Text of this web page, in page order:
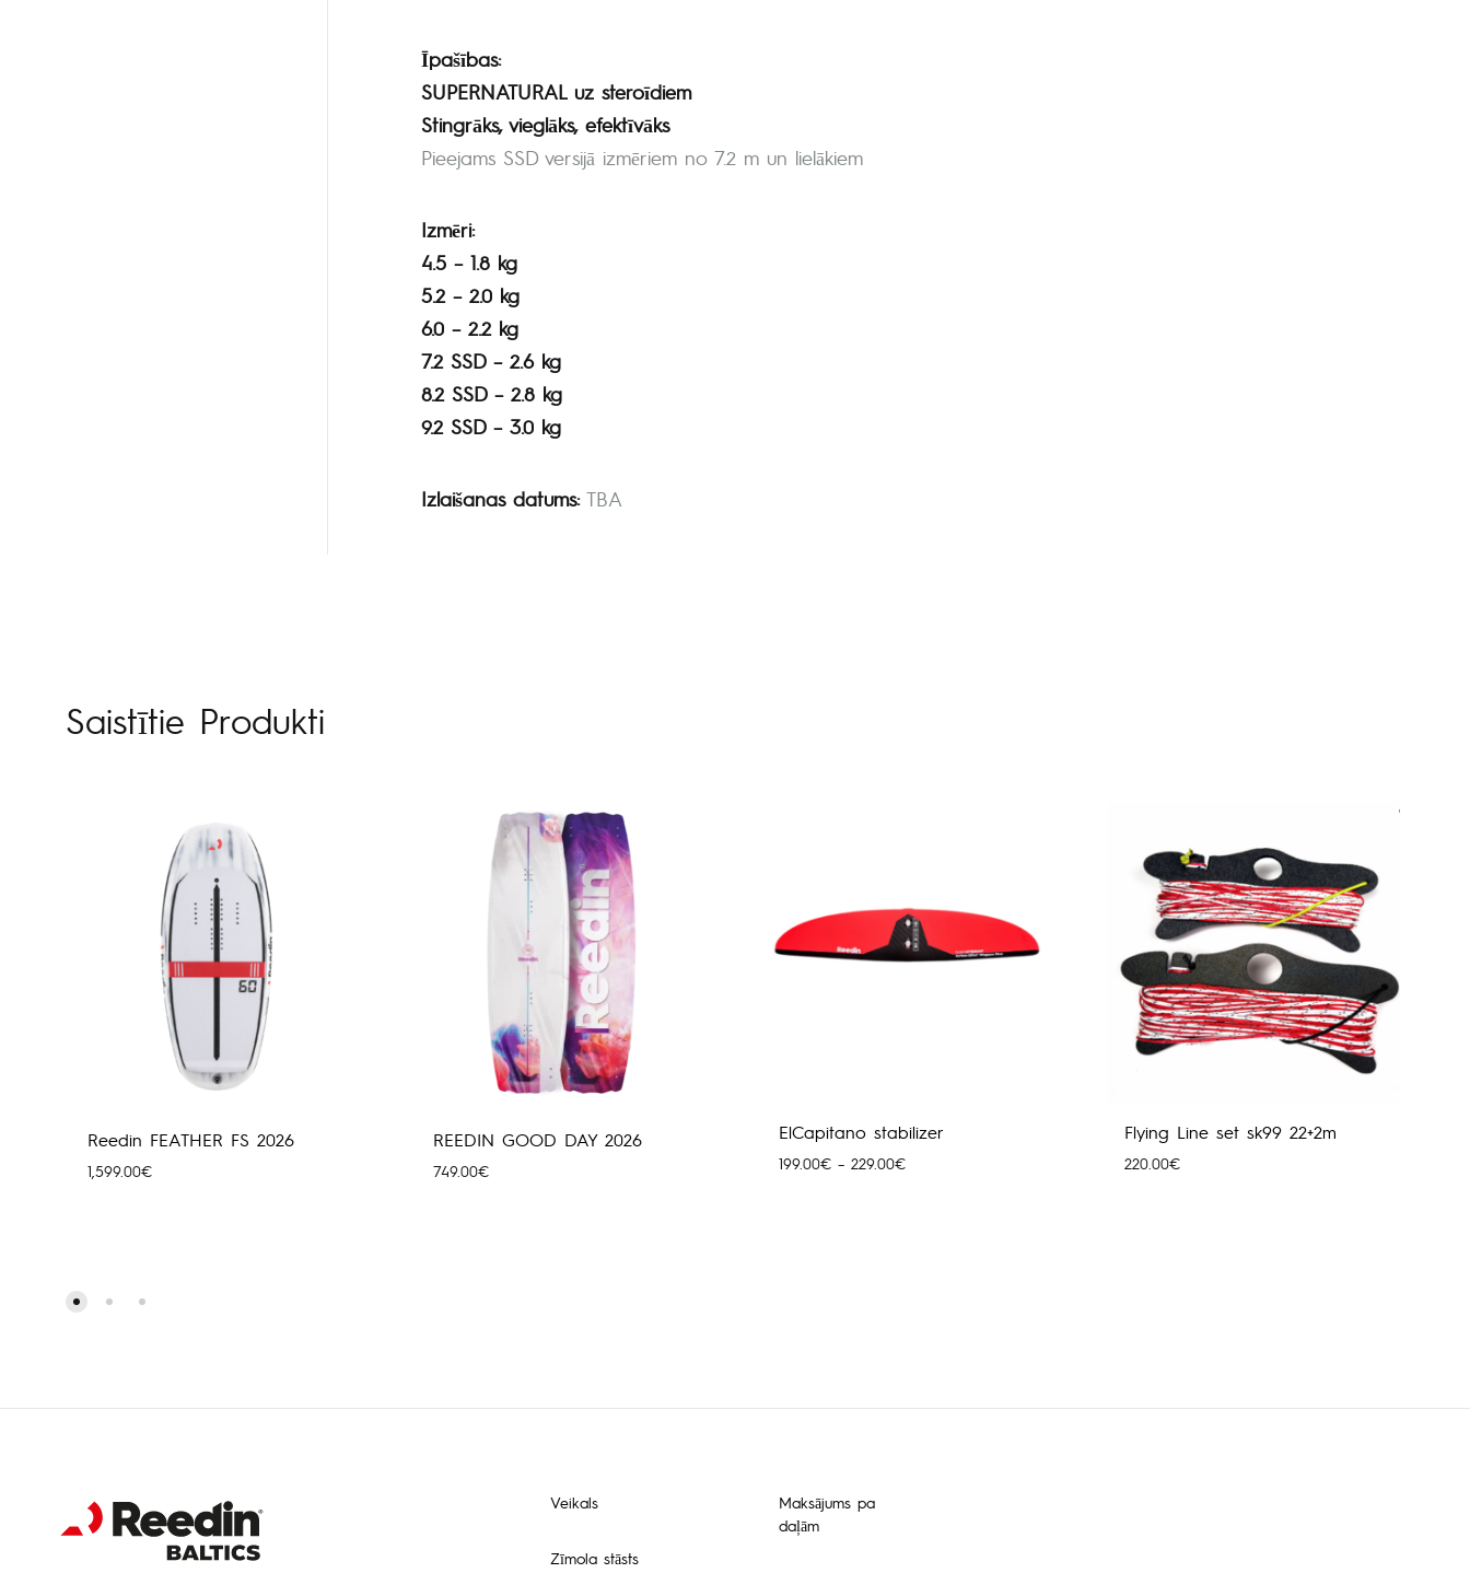
Īpašības:
SUPERNATURAL uz steroīdiem
Stingrāks, vieglāks, efektīvāks
Pieejams SSD versijā izmēriem no 7.2 m un lielākiem
Izmēri:
4.5 – 1.8 kg
5.2 – 2.0 kg
6.0 – 2.2 kg
7.2 SSD – 2.6 kg
8.2 SSD – 2.8 kg
9.2 SSD – 3.0 kg
Izlaišanas datums:TBA
Saistītie Produkti
Reedin FEATHER FS 2026
1,599.00€
REEDIN GOOD DAY 2026
749.00€
ElCapitano stabilizer
199.00€ – 229.00€Price
Flying Line set sk99 22+2m
220.00€
Veikals
Zīmola stāsts
Maksājums pa
daļām